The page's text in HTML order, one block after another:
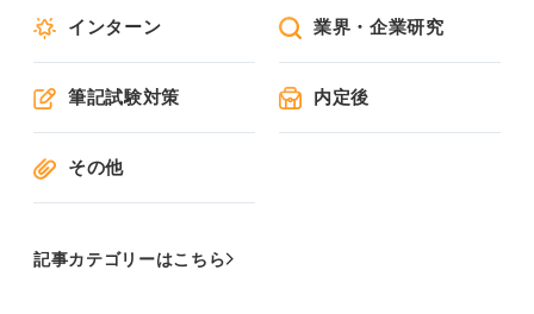
インターン 業界・企業研究
筆記試験対策 内定後
その他
記事カテゴリーはこちら